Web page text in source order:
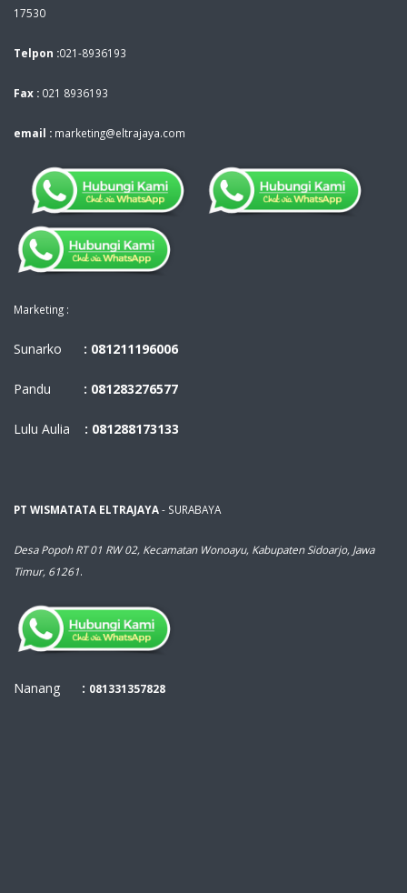
17530
Telpon :021-8936193
Fax : 021 8936193
email : marketing@eltrajaya.com
Marketing :
Sunarko : 081211196006
Pandu : 081283276577
Lulu Aulia : 081288173133
PT WISMATATA ELTRAJAYA- SURABAYA
Desa Popoh RT 01 RW 02, Kecamatan Wonoayu, Kabupaten Sidoarjo, Jawa
Timur, 61261.
Nanang : 081331357828